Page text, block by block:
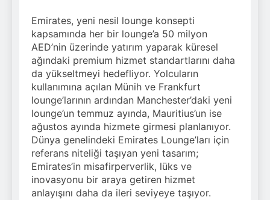
Emirates, yeni nesil lounge konsepti
kapsamında her bir lounge’a 50 milyon
AED’nin üzerinde yatırım yaparak küresel
ağındaki premium hizmet standartlarını daha
da yükseltmeyi hedefliyor. Yolcuların
kullanımına açılan Münih ve Frankfurt
lounge’larının ardından Manchester’daki yeni
lounge’un temmuz ayında, Mauritius’un ise
ağustos ayında hizmete girmesi planlanıyor.
Dünya genelindeki Emirates Lounge’ları için
referans niteliği taşıyan yeni tasarım;
Emirates’in misafirperverlik, lüks ve
inovasyonu bir araya getiren hizmet
anlayışını daha da ileri seviyeye taşıyor.